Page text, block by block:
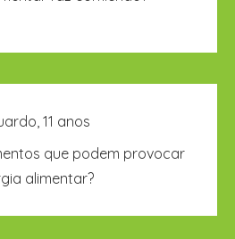
em respirar, dor de barriga,
11 anos
que podem provocar
alimentar?
diferentes podem provocar
leite, ovo, trigo, soja, peixe,
e frutos secos.